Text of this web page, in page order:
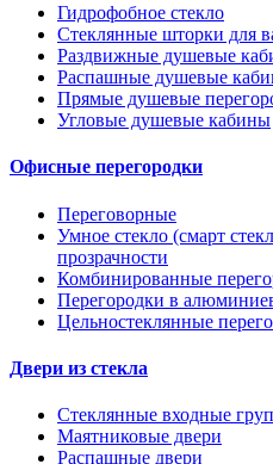
Гидрофобное стекло
Стеклянные шторки для
Раздвижные душевые
Распашные душевые
Прямые душевые
Угловые душевые кабины
Офисные перегородки
Переговорные
Умное стекло (смарт
прозрачности
Комбинированные
Перегородки в
Цельностеклянные
Двери из стекла
Стеклянные входные
Маятниковые двери
Распашные двери